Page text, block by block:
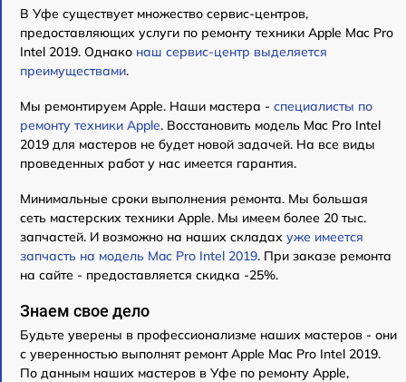
В Уфе существует множество сервис-центров,
предоставляющих услуги по ремонту техники Apple Mac Pro
Intel 2019. Однако наш сервис-центр выделяется
преимуществами.
Мы ремонтируем Apple. Наши мастера - специалисты по
ремонту техники Apple. Восстановить модель Mac Pro Intel
2019 для мастеров не будет новой задачей. На все виды
проведенных работ у нас имеется гарантия.
Минимальные сроки выполнения ремонта. Мы большая
сеть мастерских техники Apple. Мы имеем более 20 тыс.
запчастей. И возможно на наших складах уже имеется
запчасть на модель Mac Pro Intel 2019. При заказе ремонта
на сайте - предоставляется скидка -25%.
Знаем свое дело
Будьте уверены в профессионализме наших мастеров - они
с уверенностью выполнят ремонт Apple Mac Pro Intel 2019.
По данным наших мастеров в Уфе по ремонту Apple,